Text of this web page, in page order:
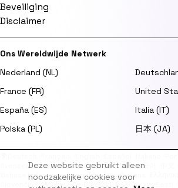
Beveiliging
Disclaimer
Ons Wereldwijde Netwerk
Nederland (NL)
France (FR)
United
España (ES)
Italia (IT)
Polska (PL)
日本 (JA)
Svenska ·Dansk ·Norsk · Suomi ·日本語 ·한국어
Bahasa Indonesia ·Tiếng Việt ·ไทย ·Čeština
Українська Български
Deze website gebruikt alleen
noodzakelijke cookies voor